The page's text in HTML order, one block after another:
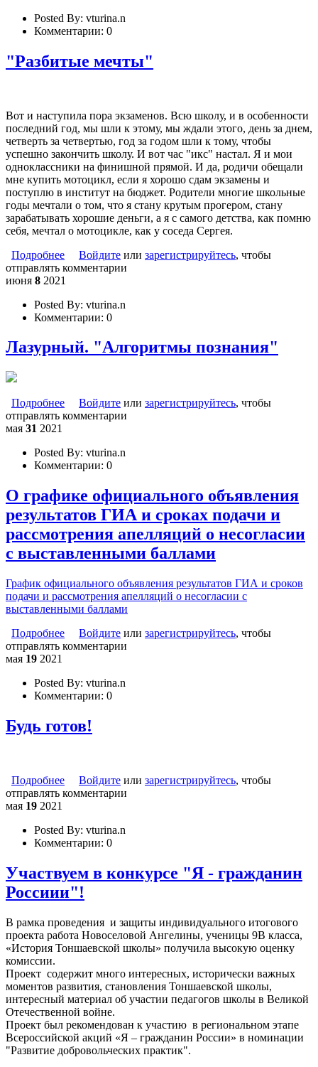
Posted By: vturina.n
Комментарии: 0
"Разбитые мечты"
Вот и наступила пора экзаменов. Всю школу, и в особенности
последний год, мы шли к этому, мы ждали этого, день за днем,
четверть за четвертью, год за годом шли к тому, чтобы
успешно закончить школу. И вот час "икс" настал. Я и мои
одноклассники на финишной прямой. И да, родичи обещали
мне купить мотоцикл, если я хорошо сдам экзамены и
поступлю в институт на бюджет. Родители многие школьные
годы мечтали о том, что я стану крутым прогером, стану
зарабатывать хорошие деньги, а я с самого детства, как помню
себя, мечтал о мотоцикле, как у соседа Сергея.
Подробнее о "Разбитые мечты"
Войдите или зарегистрируйтесь, чтобы
отправлять комментарии
июня 8 2021
Posted By: vturina.n
Комментарии: 0
Лазурный. "Алгоритмы познания"
Подробнее о Лазурный. "Алгоритмы познания"
Войдите или зарегистрируйтесь, чтобы
отправлять комментарии
мая 31 2021
Posted By: vturina.n
Комментарии: 0
О графике официального объявления
результатов ГИА и сроках подачи и
рассмотрения апелляций о несогласии
с выставленными баллами
График официального объявления результатов ГИА и сроков
подачи и рассмотрения апелляций о несогласии с
выставленными баллами
Подробнее о О графике официального объявления результатов
ГИА и сроках подачи и рассмотрения апелляций о
Войдите или зарегистрируйтесь, чтобы
отправлять комментарии
мая 19 2021
Posted By: vturina.n
Комментарии: 0
Будь готов!
Подробнее о Будь готов!
Войдите или зарегистрируйтесь, чтобы
отправлять комментарии
мая 19 2021
Posted By: vturina.n
Комментарии: 0
Участвуем в конкурсе "Я - гражданин
Россиии"!
В рамка проведения и защиты индивидуального итогового
проекта работа Новоселовой Ангелины, ученицы 9В класса,
«История Тоншаевской школы» получила высокую оценку
комиссии.
Проект содержит много интересных, исторически важных
моментов развития, становления Тоншаевской школы,
интересный материал об участии педагогов школы в Великой
Отечественной войне.
Проект был рекомендован к участию в региональном этапе
Всероссийской акций «Я – гражданин России» в номинации
"Развитие добровольческих практик".